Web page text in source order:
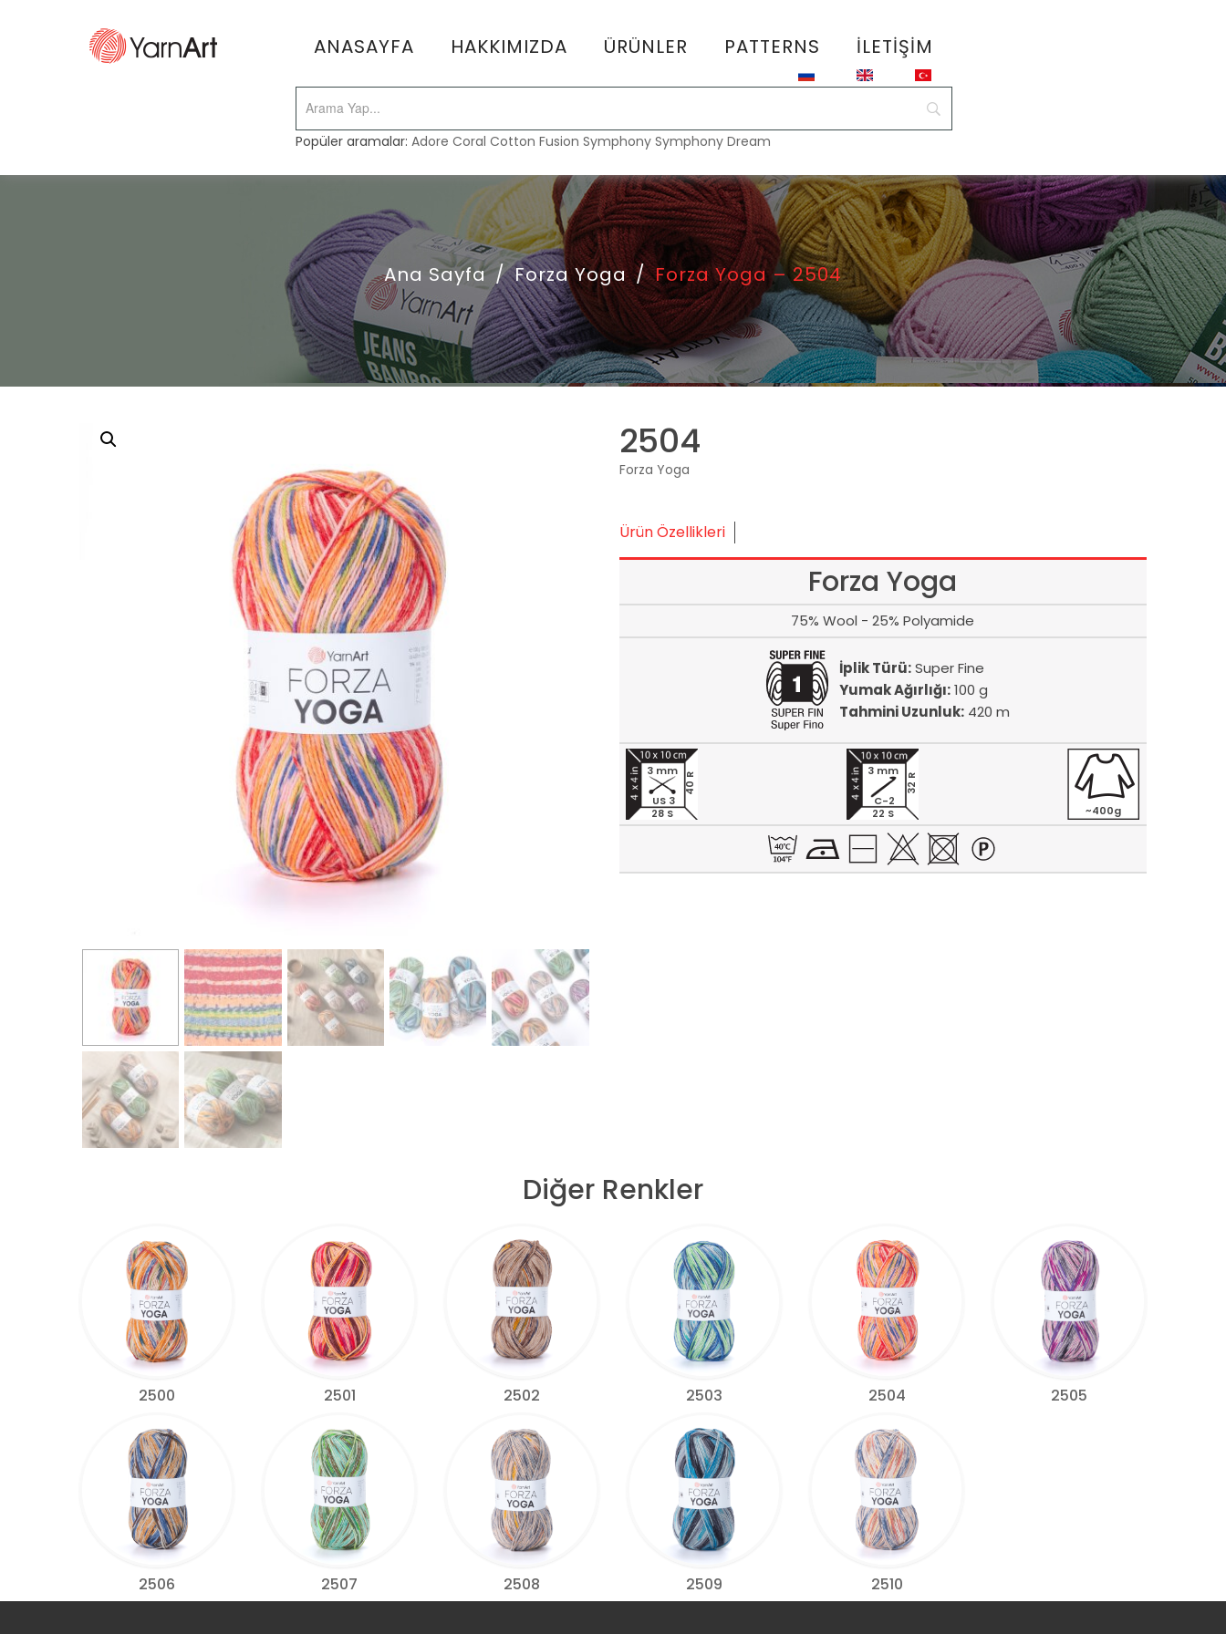
ANASAYFA HAKKIMIZDA ÜRÜNLER PATTERNS İLETIŞIM
Popüler aramalar:Adore Coral Cotton Fusion Symphony Symphony Dream
Ana Sayfa / Forza Yoga / Forza Yoga – 2504
2504
Forza Yoga
Ürün Özellikleri
Forza Yoga
75% Wool - 25% Polyamide
İplik Türü:Super Fine
Yumak Ağırlığı:100 g
Tahmini Uzunluk: 420 m
28 S
40 R
3 mm
US 3
22 S
32 R
3 mm
C-2
~400g
Diğer Renkler
2500 2501 2502 2503 2504 2505
2506 2507 2508 2509 2510